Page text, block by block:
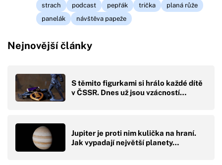
strach
podcast pepřák trička
planá růže
panelák
návštěva papeže
Nejnovější články
S těmito figurkami si hrálo každé dítě
v ČSSR. Dnes už jsou vzácností…
Jupiter je proti nim kulička na hraní.
Jak vypadají největší planety…